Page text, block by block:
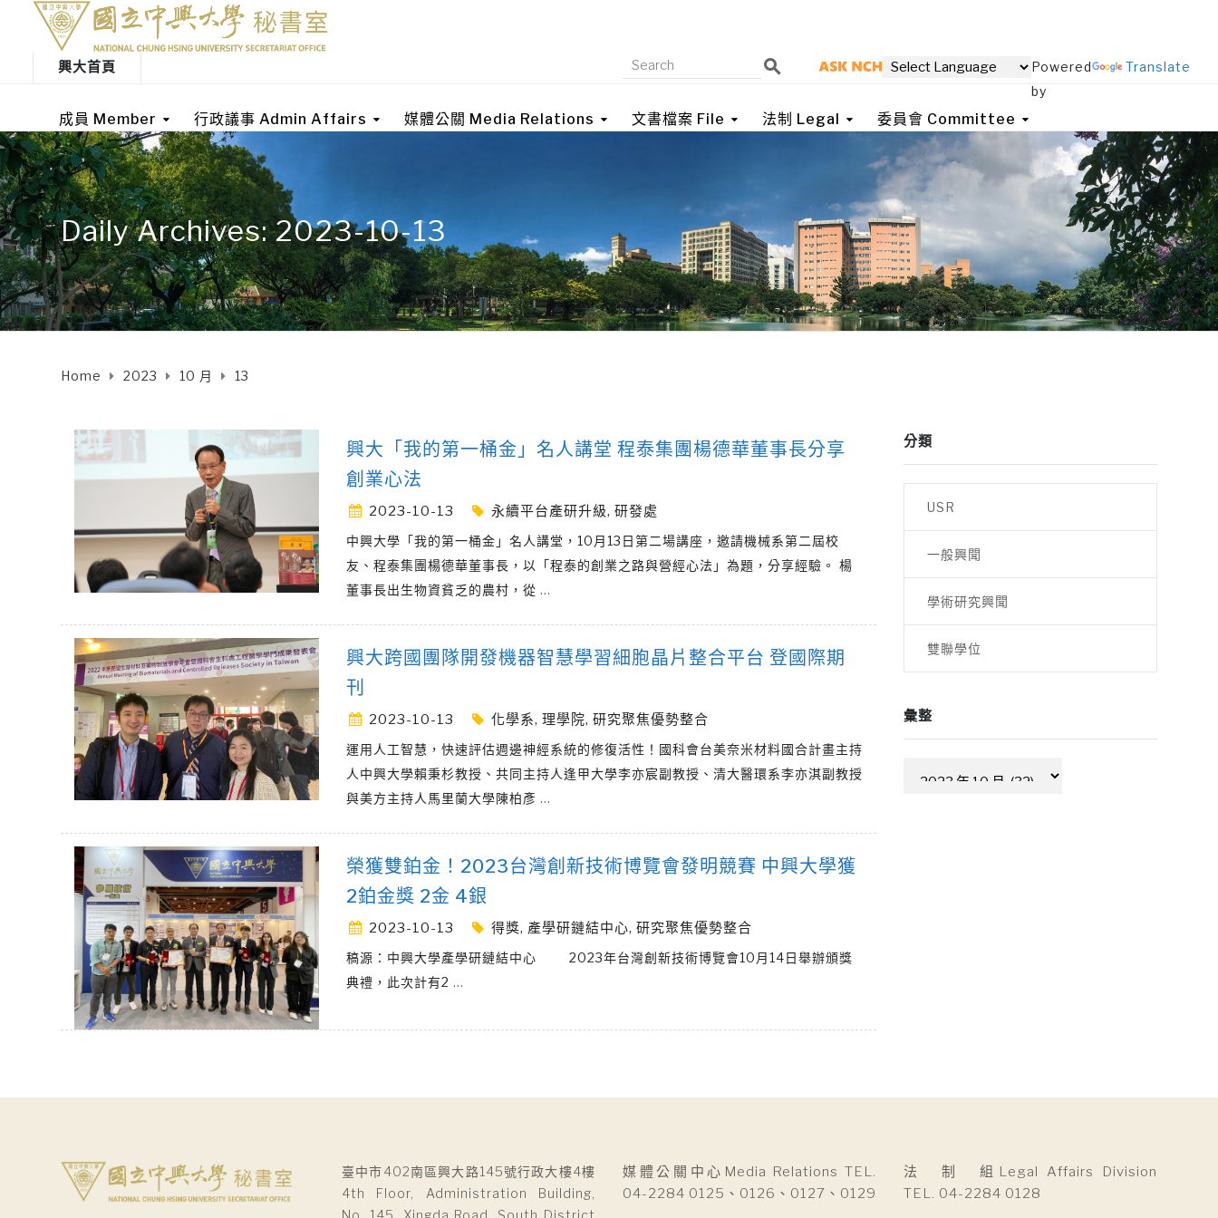
興大首頁
Powered
by
Translate
成員 Member 行政議事 Admin Affairs 媒體公關 Media Relations 文書檔案 File 法制 Legal 委員會 Committee
Daily Archives: 2023-10-13
Home 2023 10 月 13
興大「我的第一桶金」名人講堂 程泰集團楊德華董事長分享
創業心法
2023-10-13 永續平台產研升級, 研發處
中興大學「我的第一桶金」名人講堂，10月13日第二場講座，邀請機械系第二屆校
友、程泰集團楊德華董事長，以「程泰的創業之路與營經心法」為題，分享經驗。 楊
董事長出生物資貧乏的農村，從 …
興大跨國團隊開發機器智慧學習細胞晶片整合平台 登國際期
刊
2023-10-13 化學系, 理學院, 研究聚焦優勢整合
運用人工智慧，快速評估週邊神經系統的修復活性！國科會台美奈米材料國合計畫主持
人中興大學賴秉杉教授、共同主持人逢甲大學李亦宸副教授、清大醫環系李亦淇副教授
與美方主持人馬里蘭大學陳柏彥 …
榮獲雙鉑金！2023台灣創新技術博覽會發明競賽 中興大學獲
2鉑金獎 2金 4銀
2023-10-13 得獎, 產學研鏈結中心, 研究聚焦優勢整合
稿源：中興大學產學研鏈結中心 2023年台灣創新技術博覽會10月14日舉辦頒獎
典禮，此次計有2 …
分類
USR
一般興聞
學術研究興聞
雙聯學位
彙整
臺中市402南區興大路145號行政大樓4樓
4th Floor, Administration Building,
媒體公關中心Media Relations TEL.
04-2284 0125、0126、0127、0129
法 制 組Legal Affairs Division
TEL. 04-2284 0128